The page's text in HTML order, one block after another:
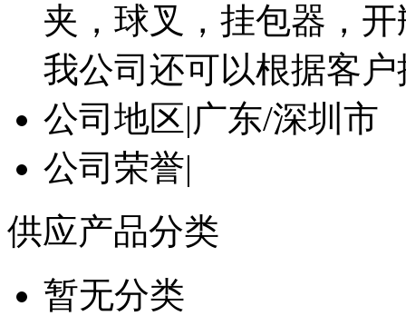
夹，球叉，挂包器，
我公司还可以根据客
公司地区|广东/深圳市
公司荣誉|
供应产品分类
暂无分类